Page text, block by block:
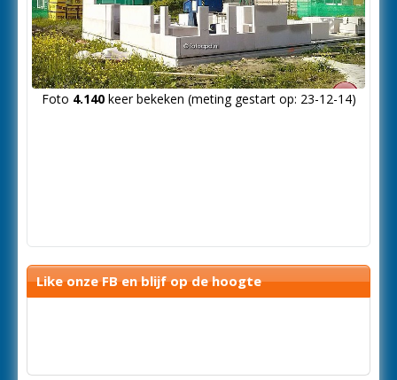
Foto 4.140keer bekeken (meting gestart op: 23-12-14)
Like onze FB en blijf op de hoogte